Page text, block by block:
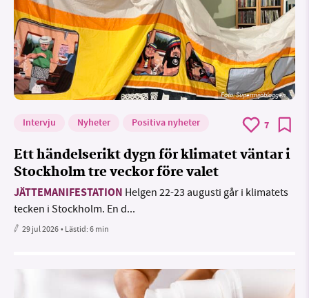
Foto: Supermijöbloggen
Intervju Nyheter Positiva nyheter 7
Ett händelserikt dygn för klimatet väntar i
Stockholm tre veckor före valet
JÄTTEMANIFESTATION Helgen 22-23 augusti går i klimatets
tecken i Stockholm. En d...
29 jul 2026• Lästid:6 min